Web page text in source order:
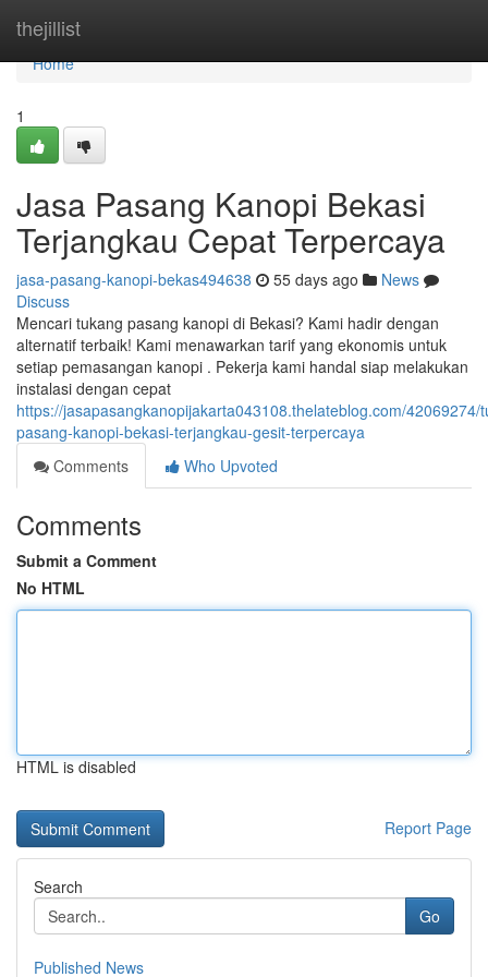
thejillist
Home
Home
1
Jasa Pasang Kanopi Bekasi
Terjangkau Cepat Terpercaya
jasa-pasang-kanopi-bekas494638 55 days ago
News
Discuss
Mencari tukang pasang kanopi di Bekasi? Kami hadir dengan
alternatif terbaik! Kami menawarkan tarif yang ekonomis untuk
setiap pemasangan kanopi . Pekerja kami handal siap melakukan
instalasi dengan cepat
https://jasapasangkanopijakarta043108.thelateblog.com/42069274/
pasang-kanopi-bekasi-terjangkau-gesit-terpercaya
Comments
Who Upvoted
Comments
Submit a Comment
No HTML
HTML is disabled
Report Page
Search
Go
Published News